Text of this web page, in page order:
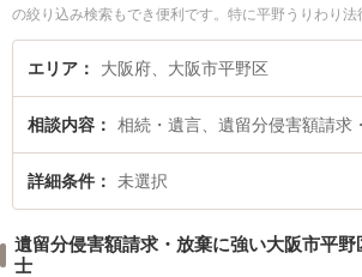
の絞り込み検索もでき便利です。特に平野うりわり
士のプロフィール情報や弁護士費用、強みなどが注
平野区で土日や夜間に発生した遺留分のトラブルを今
い』などでお困りの相談者さんにおすすめです。
エリア 大阪府、大阪市平野区
相談内容 相続・遺言、遺留分侵害額請求
詳細条件 未選択
遺留分侵害額請求・放棄に強い大阪市平
士